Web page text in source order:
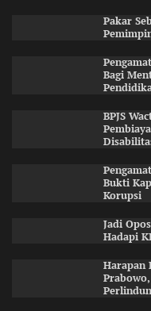
Pakar
Bagi
BPJS
Bukti
Korupsi
Jadi
Hadapi
Harapan